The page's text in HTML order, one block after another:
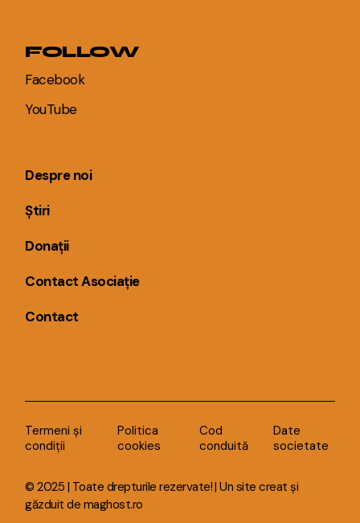
FOLLOW
Facebook
YouTube
Despre noi
Știri
Donații
Contact Asociație
Contact
Termeni și
condiții
Politica
cookies
Cod
conduită
Date
societate
© 2025 | Toate drepturile rezervate! | Un site creat și
găzduit de maghost.ro